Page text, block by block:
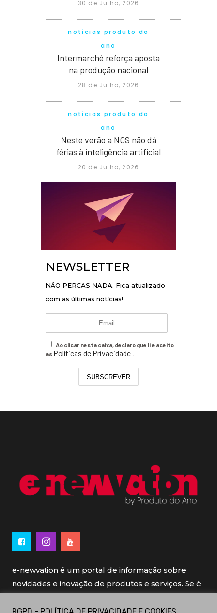
30 de Julho, 2026
notícias produto do
ano
Intermarché reforça aposta
na produção nacional
28 de Julho, 2026
notícias produto do
ano
Neste verão a NOS não dá
férias à inteligência artificial
20 de Julho, 2026
NEWSLETTER
NÃO PERCAS NADA. Fica atualizado
com as últimas notícias!
Ao clicar nesta caixa, declaro que li e aceito
as Políticas de Privacidade .
SUBSCREVER
e-newvation é um portal de informação sobre
novidades e inovação de produtos e serviços. Se é
RGPD - POLÍTICA DE PRIVACIDADE E COOKIES